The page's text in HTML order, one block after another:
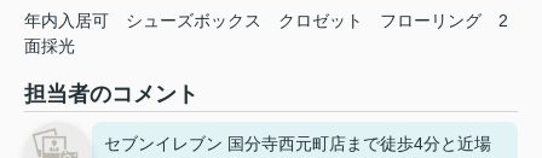
年内入居可 シューズボックス クロゼット フローリング
2
面採光
担当者のコメント
セブンイレブン 国分寺西元町店まで徒歩4分と近場